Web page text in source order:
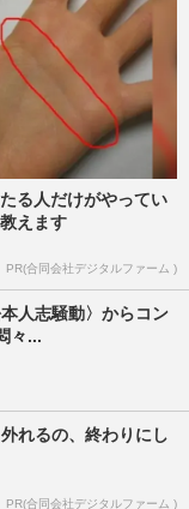
る人だけがやってい
えます
PR(合同会社デジタルファーム )
人志騒動〉からコン
々...
れるの、終わりにし
PR(合同会社デジタルファーム )